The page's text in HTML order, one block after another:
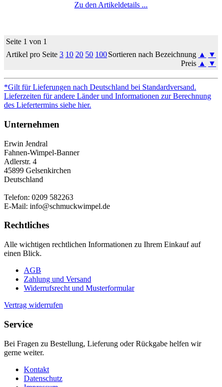
Zu den Artikeldetails ...
Seite 1 von 1
Artikel pro Seite 3 10 20 50 100Sortieren nach Bezeichnung ▲
▼
Preis ▲ ▼
*Gilt für Lieferungen nach Deutschland bei Standardversand.
Lieferzeiten für andere Länder und Informationen zur Berechnung
des Liefertermins siehe hier.
Unternehmen
Erwin Jendral
Fahnen-Wimpel-Banner
Adlerstr. 4
45899 Gelsenkirchen
Deutschland
Telefon: 0209 582263
E-Mail: info@schmuckwimpel.de
Rechtliches
Alle wichtigen rechtlichen Informationen zu Ihrem Einkauf auf
einen Blick.
AGB
Zahlung und Versand
Widerrufsrecht und Musterformular
Vertrag widerrufen
Service
Bei Fragen zu Bestellung, Lieferung oder Rückgabe helfen wir
gerne weiter.
Kontakt
Datenschutz